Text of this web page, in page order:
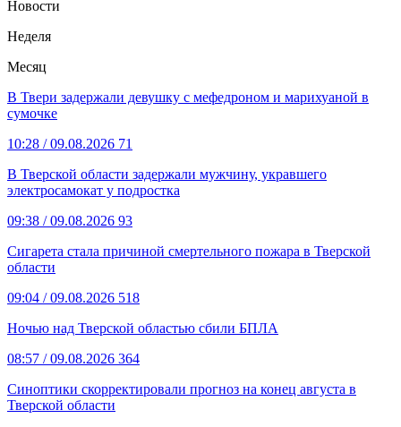
Новости
Неделя
Месяц
В Твери задержали девушку с мефедроном и марихуаной в
сумочке
10:28 / 09.08.2026 71
В Тверской области задержали мужчину, укравшего
электросамокат у подростка
09:38 / 09.08.2026 93
Сигарета стала причиной смертельного пожара в Тверской
области
09:04 / 09.08.2026 518
Ночью над Тверской областью сбили БПЛА
08:57 / 09.08.2026 364
Синоптики скорректировали прогноз на конец августа в
Тверской области